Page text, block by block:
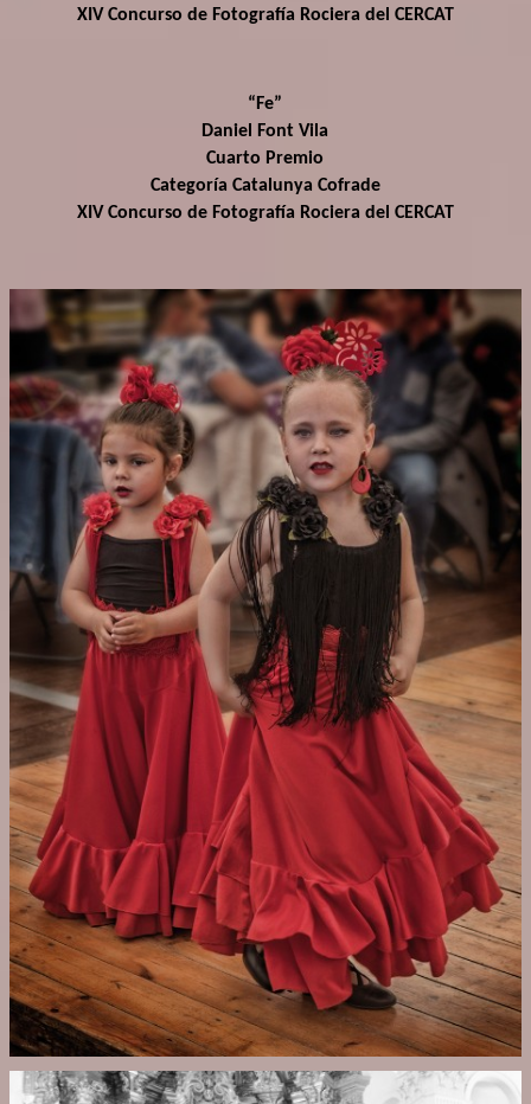
XIV Concurso de Fotografía Rociera del CERCAT
“Fe”
Daniel Font Vila
Cuarto Premio
Categoría Catalunya Cofrade
XIV Concurso de Fotografía Rociera del CERCAT